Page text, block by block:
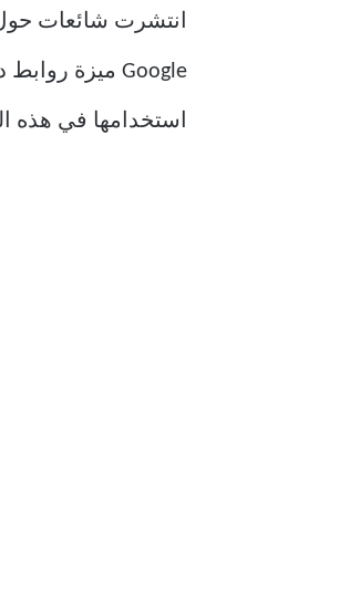
استخدامها في هذه